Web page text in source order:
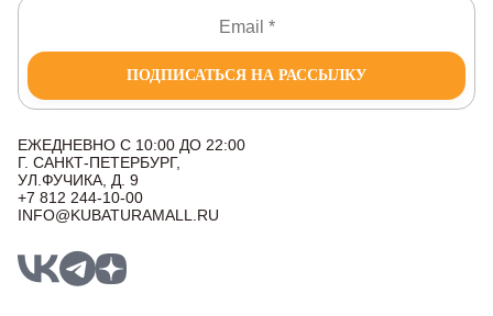
ПОДПИСАТЬСЯ НА РАССЫЛКУ
ЕЖЕДНЕВНО С 10:00 ДО 22:00
Г. САНКТ-ПЕТЕРБУРГ,
УЛ.ФУЧИКА, Д. 9
+7 812 244-10-00
INFO@KUBATURAMALL.RU